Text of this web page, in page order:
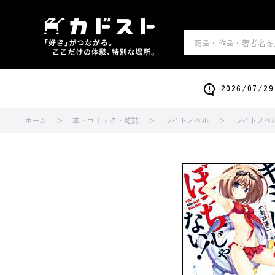
2026/07/29
ホーム 本・コミック・雑誌 ライトノベル ライトノベ